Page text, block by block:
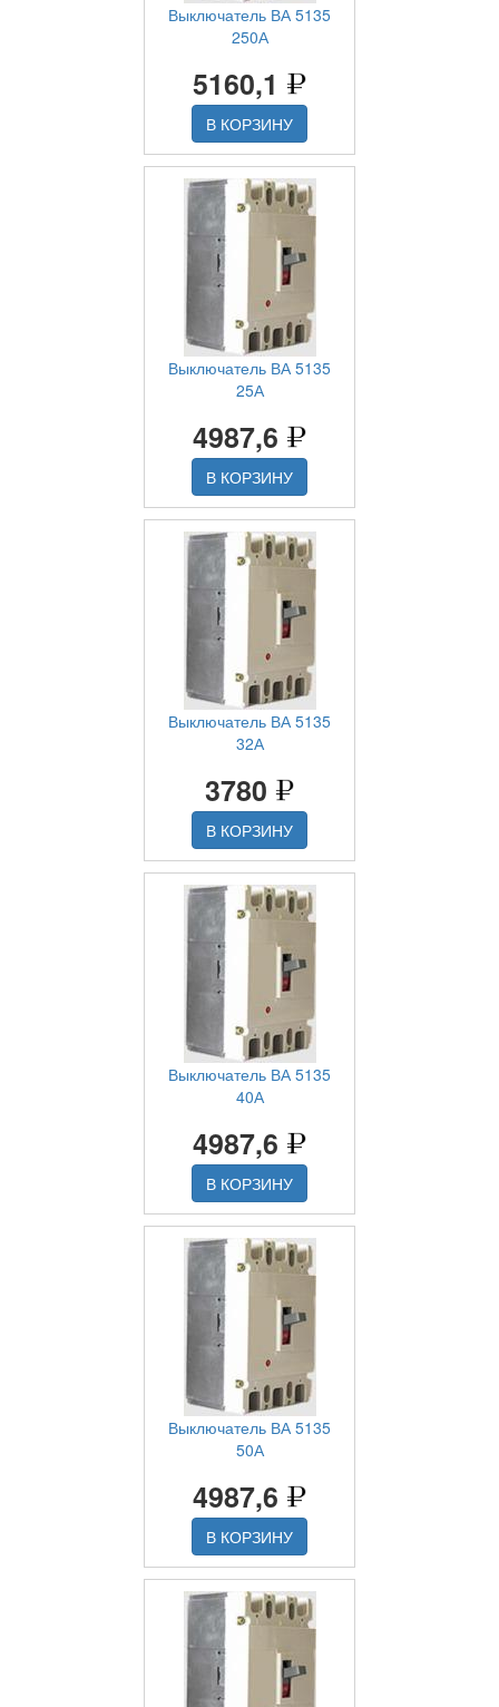
Выключатель ВА 5135
250А
5160,1
В КОРЗИНУ
Выключатель ВА 5135
25А
4987,6
В КОРЗИНУ
Выключатель ВА 5135
32А
3780
В КОРЗИНУ
Выключатель ВА 5135
40А
4987,6
В КОРЗИНУ
Выключатель ВА 5135
50А
4987,6
В КОРЗИНУ